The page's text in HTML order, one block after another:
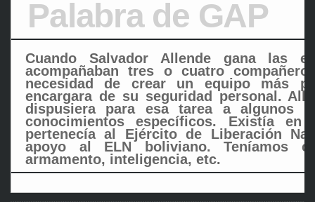
Palabra de GAP
Cuando Salvador Allende gana las
acompañaban tres o cuatro
necesidad de crear un equipo más
encargara de su seguridad personal.
dispusiera para esa tarea a algunos
conocimientos específicos. Existía
pertenecía al Ejército de Liberación
apoyo al ELN boliviano. Teníamos
armamento, inteligencia, etc.